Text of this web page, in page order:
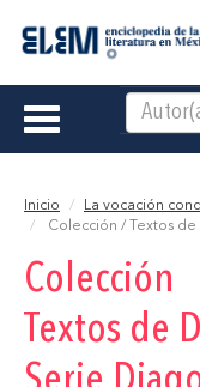
Toggle
Inicio
La vocación
Colección / Textos de
Colección
Textos de